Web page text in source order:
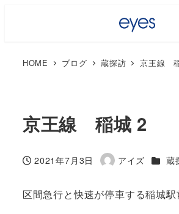
HOME ブログ 蔵探訪 京王線
京王線 稲城 2
投稿日
2021年7月3日
著
アイズ カテゴ
蔵
区間急行と快速が停車する稲城